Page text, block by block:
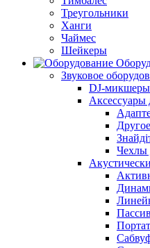
Треугольники
Ханги
Чаймес
Шейкеры
Звуковое
DJ-микшеры
Аксессуары
Чехлы